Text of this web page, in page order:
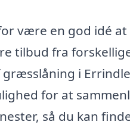
være en god idé at
tilbud fra
i
for at
så du kan